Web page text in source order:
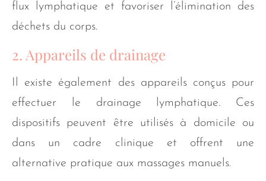
flux lymphatique et favoriser l’élimination des
déchets du corps.
2. Appareils de drainage
Il existe également des appareils conçus pour
effectuer le drainage lymphatique. Ces
dispositifs peuvent être utilisés à domicile ou
dans un cadre clinique et offrent une
alternative pratique aux massages manuels.